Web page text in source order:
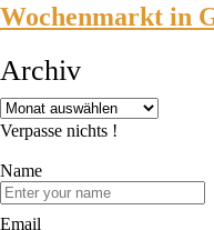
Wochenmarkt in
Archiv
Verpasse nichts !
Name
Email